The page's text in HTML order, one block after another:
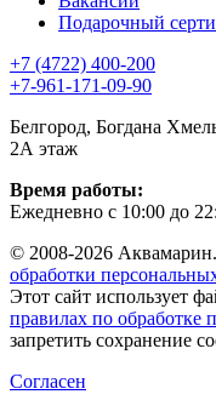
Подарочный
+7 (4722) 400-200
+7-961-171-09-90
Белгород, Богдана
2А этаж
Время работы:
Ежедневно с 10:00 до
© 2008-2026
обработки
Этот сайт использует
правилах по обработке
запретить сохранение
Согласен